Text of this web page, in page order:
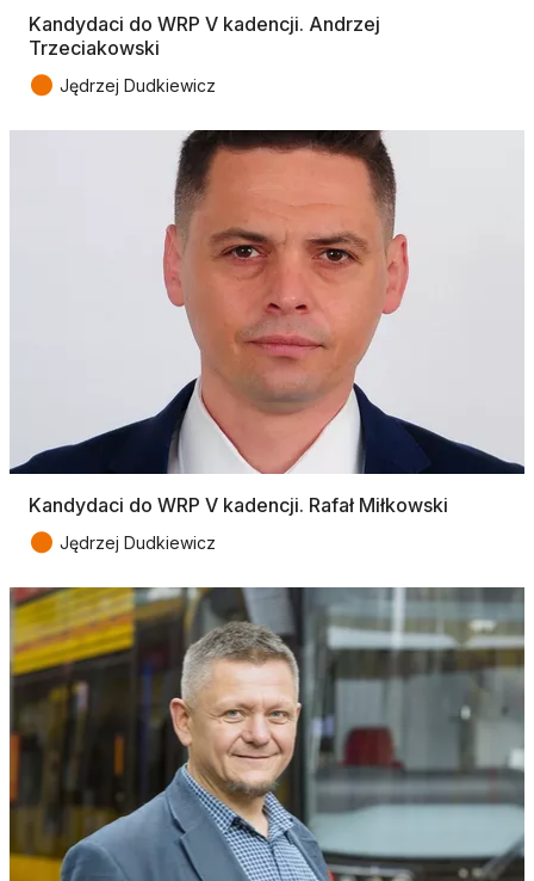
Kandydaci do WRP V kadencji. Andrzej
Trzeciakowski
● Jędrzej Dudkiewicz
Kandydaci do WRP V kadencji. Rafał Miłkowski
● Jędrzej Dudkiewicz